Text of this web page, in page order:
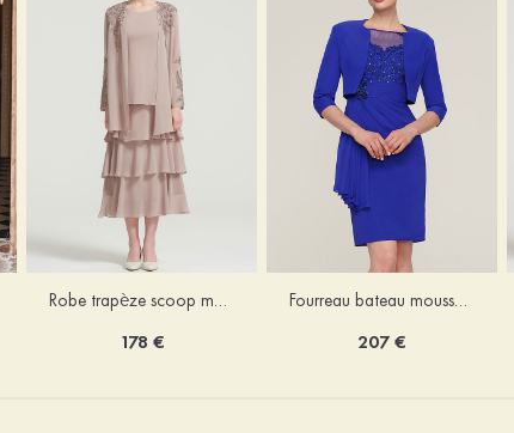
Robe trapèze scoop mousseline longueur mollet robe de mère de la mariée avec appliqué volants veste
178 €
Fourreau bateau mousseline longueur genou robe de mère de la mariée avec appliqué perle plissé veste
207 €